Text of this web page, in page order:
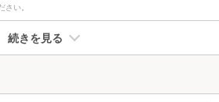
さい。
続きを見る